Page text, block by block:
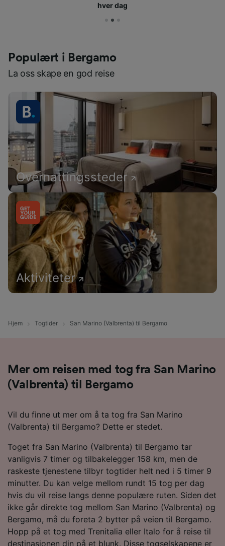
hver dag
Populært i Bergamo
La oss skape en god reise
Overnattingssteder
Aktiviteter
Hjem Togtider San Marino (Valbrenta) til Bergamo
Mer om reisen med tog fra San Marino
(Valbrenta) til Bergamo
Vil du finne ut mer om å ta tog fra San Marino
(Valbrenta) til Bergamo? Dette er stedet.
Toget fra San Marino (Valbrenta) til Bergamo tar
vanligvis 7 timer og tilbakelegger 158 km, men de
raskeste tjenestene tilbyr togtider helt ned i 5 timer 9
minutter. Du kan velge mellom rundt 15 tog per dag
hvis du vil reise langs denne populære ruten. Siden det
ikke går direkte tog mellom San Marino (Valbrenta) og
Bergamo, må du foreta 2 bytter på veien til Bergamo.
Hopp på et tog med Trenitalia eller Italo for å reise til
destinasjonen din på et blunk. Disse togselskapene er